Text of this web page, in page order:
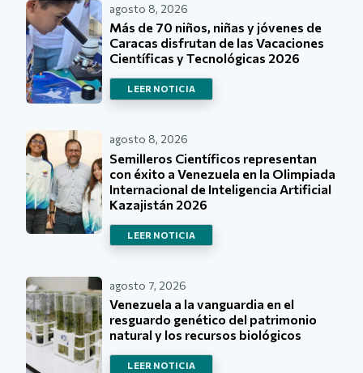
agosto 8, 2026
Más de 70 niños, niñas y jóvenes de
Caracas disfrutan de las Vacaciones
Científicas y Tecnológicas 2026
LEER NOTICIA
agosto 8, 2026
Semilleros Científicos representan
con éxito a Venezuela en la Olimpiada
Internacional de Inteligencia Artificial
Kazajistán 2026
LEER NOTICIA
agosto 7, 2026
Venezuela a la vanguardia en el
resguardo genético del patrimonio
natural y los recursos biológicos
LEER NOTICIA